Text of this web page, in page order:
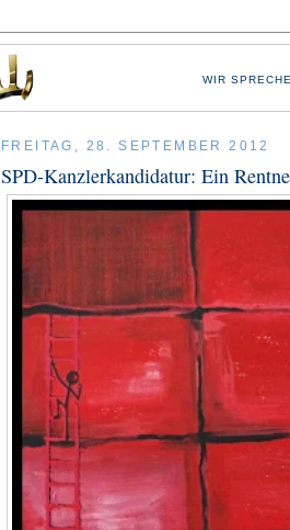
WIR
FREITAG, 28. SEPTEMBER 2012
SPD-Kanzlerkandidatur: Ein